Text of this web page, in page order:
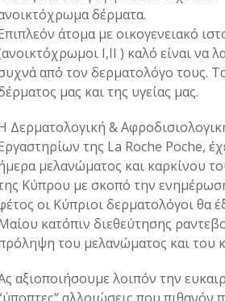
δέρματα.
άτομα με οικογενειακό
Ι,ΙΙ ) καλό είναι
από τον δερματολόγο τους.
μας και της υγείας μας.
Δερματολογική &
της La Roche Poche,
μελανώματος και καρκίνου
Κύπρου με σκοπό την
οι Κύπριοι δερματολόγοι θα
κατόπιν διεθεύτησης
του μελανώματος και του
αξιοποιήσουμε λοιπόν την